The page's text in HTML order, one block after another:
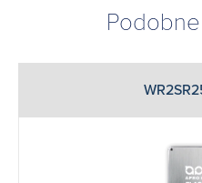
Podobne